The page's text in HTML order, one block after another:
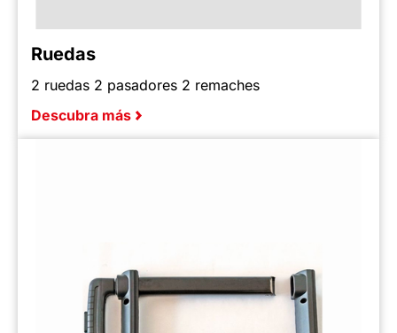
Ruedas
2 ruedas 2 pasadores 2 remaches
Descubra más